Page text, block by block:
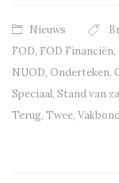
Nieuws
FOD, FOD Financiën,
NUOD, Onderteken,
Speciaal, Stand van
Terug, Twee,